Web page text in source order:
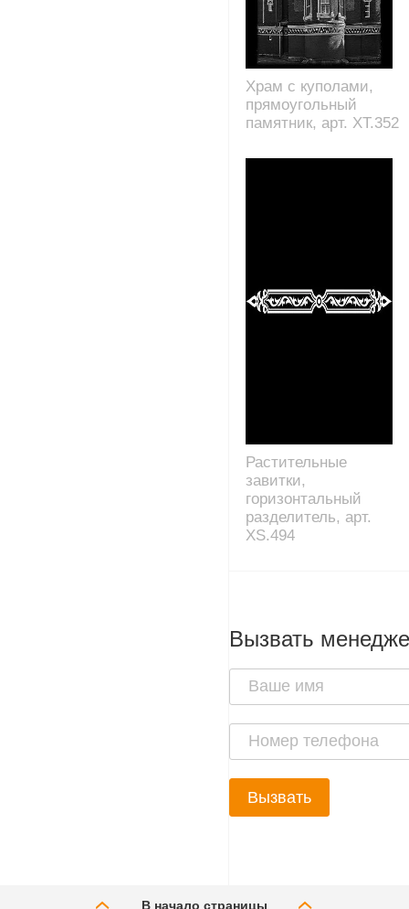
Храм с куполами,
прямоугольный
памятник, арт. XT.352
Растительные
завитки,
горизонтальный
разделитель, арт.
XS.494
Вызвать
Вызвать
В начало страницы